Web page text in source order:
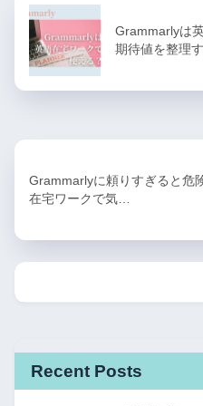
Grammarlyは
期待値を整理
Grammarlyに頼りすぎると危
在宅ワークで気…
Recent Posts